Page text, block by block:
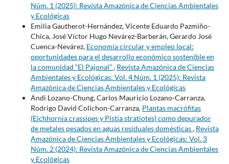
Núm. 1 (2025): Revista Amazónica de Ciencias Ambientales
y Ecológicas
Emilia Gautherot-Hernández, Vicente Eduardo Pazmiño-
Chica, José Víctor Hugo Nevárez-Barberán, Gerardo José
Cuenca-Nevárez, Economía circular y empleo local:
oportunidades para el desarrollo económico sostenible en
la comunidad “El Pajonal”, Revista Amazónica de Ciencias
Ambientales y Ecológicas: Vol. 4 Núm. 1 (2025): Revista
Amazónica de Ciencias Ambientales y Ecológicas
Andi Lozano-Chung, Carlos Mauricio Lozano-Carranza,
Rodrigo David Colichon-Carranza, Plantas macrófitas
(Eichhornia crassipes y Pistia stratiotes) como depurador
de metales pesados en aguas residuales domésticas, Revista
Amazónica de Ciencias Ambientales y Ecológicas: Vol. 3
Núm. 2 (2024): Revista Amazónica de Ciencias Ambientales
y Ecológicas